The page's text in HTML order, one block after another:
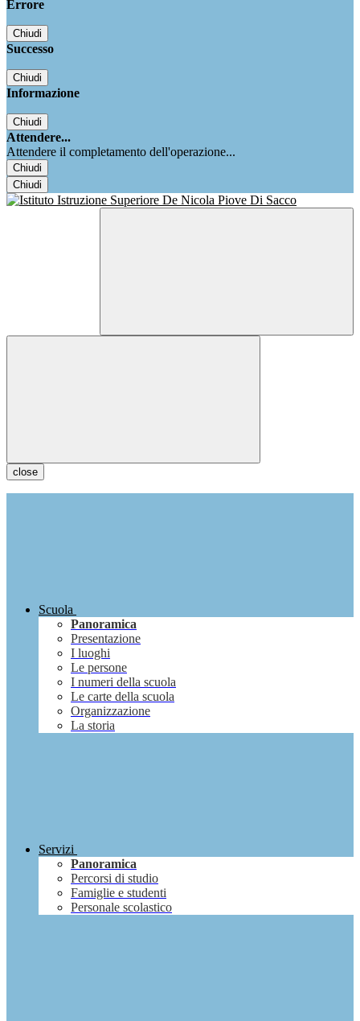
Errore
Chiudi
Successo
Chiudi
Informazione
Chiudi
Attendere...
Attendere il completamento dell'operazione...
Chiudi
Chiudi
close
Scuola
Panoramica
Presentazione
I luoghi
Le persone
I numeri della scuola
Le carte della scuola
Organizzazione
La storia
Servizi
Panoramica
Percorsi di studio
Famiglie e studenti
Personale scolastico